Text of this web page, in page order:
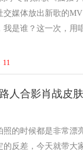
交媒体放出新歌的
我是谁？这一次，
11
人合影肖战皮
照的时候都是非常漂
反差，今天就带大